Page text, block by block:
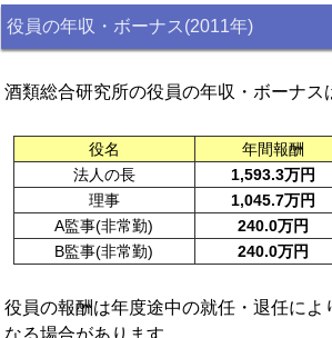
役員の年収・ボーナス(2011年)
酒類総合研究所の役員の年収・ボーナス
役名 年間報酬
法人の長
1,593.3万円
理事
1,045.7万円
A監事(非常勤)
240.0万円
B監事(非常勤)
240.0万円
役員の報酬は年度途中の就任・退任によ
なる場合があります．